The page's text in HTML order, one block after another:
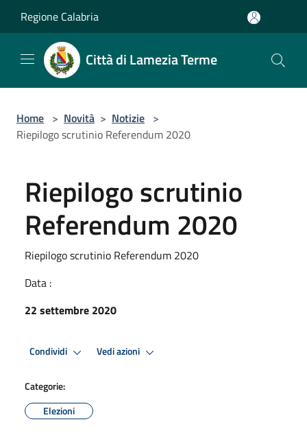
Regione Calabria
Città di Lamezia Terme
Home > Novità > Notizie >
Riepilogo scrutinio Referendum 2020
Riepilogo scrutinio
Referendum 2020
Riepilogo scrutinio Referendum 2020
Data :
22 settembre 2020
Condividi Vedi azioni
Categorie:
Elezioni